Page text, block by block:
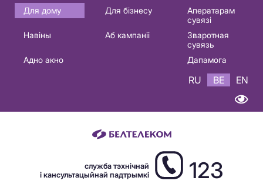
Основная
навигация
Для дому Для бізнесу
Аператарам
сувязі
Навіны
Аб кампаніі
Зваротная
сувязь
Адно акно
Дапамога
RU BE EN
служба тэхнічнай
і кансультацыйнай падтрымкі
123